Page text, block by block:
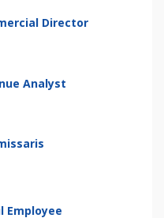
Director
Analyst
Employee